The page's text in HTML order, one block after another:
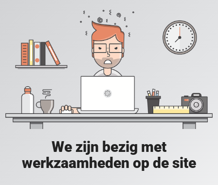
We zijn bezig met
werkzaamheden op de site